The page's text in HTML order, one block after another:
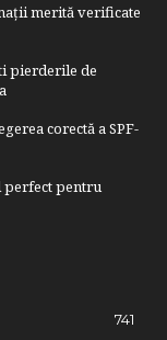
merită verificate
pierderile de
corectă a SPF-
perfect pentru
741